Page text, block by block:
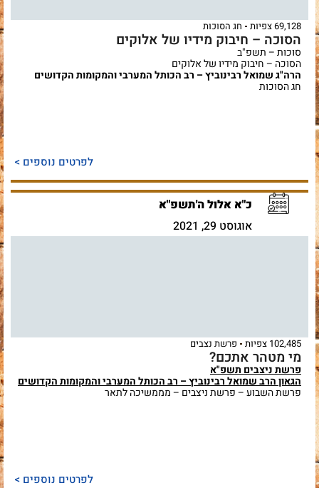
69,128 צפיות חג הסוכות
הסוכה – חיבוק מידיו של אלוקים
סוכות – תשפ"ב
הסוכה – חיבוק מידיו של אלוקים
הרה"ג שמואל רבינוביץ – רב הכותל המערבי והמקומות הקדושים
חג הסוכות
לפרטים נוספים >
כ"א אלול ה'תשפ"א
אוגוסט 29, 2021
102,485 צפיות פרשת נצבים
מי מטהר אתכם?
פרשת ניצבים תשפ"א
הגאון הרב שמואל רבינוביץ – רב הכותל המערבי והמקומות הקדושים
פרשת השבוע – פרשת ניצבים – מממשיכה לתאר
לפרטים נוספים >